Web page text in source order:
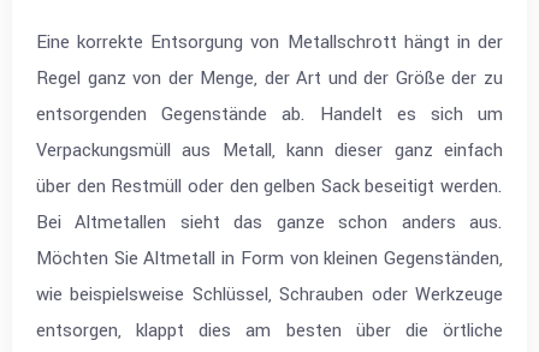
Eine korrekte Entsorgung von Metallschrott hängt in der
Regel ganz von der Menge, der Art und der Größe der zu
entsorgenden Gegenstände ab. Handelt es sich um
Verpackungsmüll aus Metall, kann dieser ganz einfach
über den Restmüll oder den gelben Sack beseitigt werden.
Bei Altmetallen sieht das ganze schon anders aus.
Möchten Sie Altmetall in Form von kleinen Gegenständen,
wie beispielsweise Schlüssel, Schrauben oder Werkzeuge
entsorgen, klappt dies am besten über die örtliche